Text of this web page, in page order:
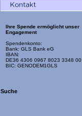
Ihre Spende ermöglicht unser
Engagement
Spendenkonto:
Bank: GLS Bank eG
IBAN:
DE36 4306 0967 8023 3348 00
BIC: GENODEM1GLS
Suche